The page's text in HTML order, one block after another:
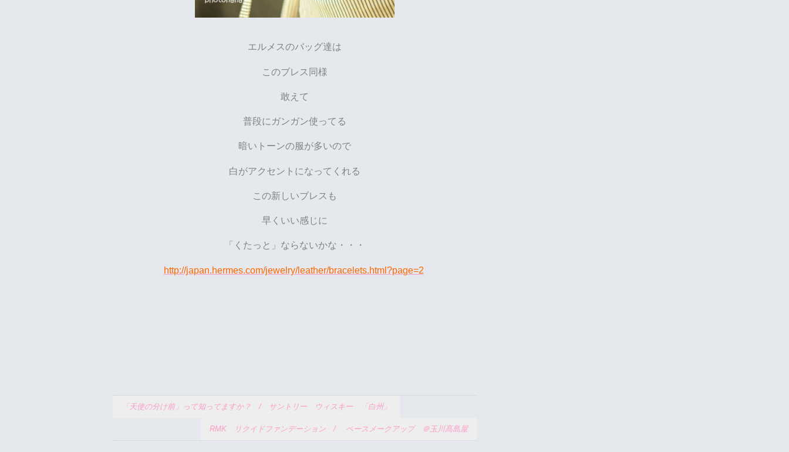
エルメスのバッグ達は
このブレス同様
敢えて
普段にガンガン使ってる
暗いトーンの服が多いので
白がアクセントになってくれる
この新しいブレスも
早くいい感じに
「くたっと」ならないかな・・・
http://japan.hermes.com/jewelry/leather/bracelets.html?page=2
「天使の分け前」って知ってますか？ / サントリー ウィスキー 「白州」
RMK リクイドファンデーション / ベースメークアップ ＠玉川髙島屋